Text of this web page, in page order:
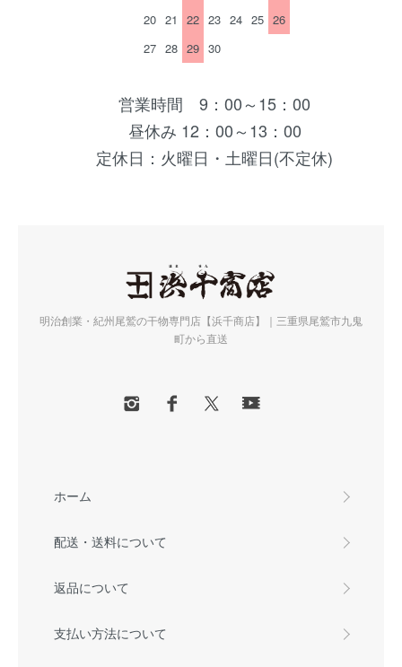
20 21 22 23 24 25 26
27 28 29 30
営業時間 9：00～15：00
昼休み 12：00～13：00
定休日：火曜日・土曜日(不定休)
明治創業・紀州尾鷲の干物専門店【浜千商店】｜三重県尾鷲市九鬼
町から直送
ホーム
配送・送料について
返品について
支払い方法について